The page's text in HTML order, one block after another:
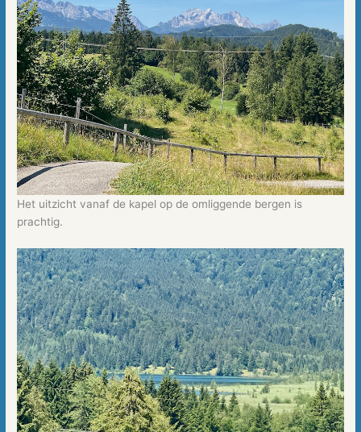
Het uitzicht vanaf de kapel op de omliggende bergen is
prachtig.